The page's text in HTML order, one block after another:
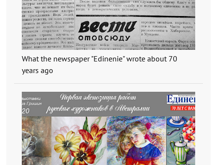
What the newspaper "Edinenie" wrote about 70
years ago